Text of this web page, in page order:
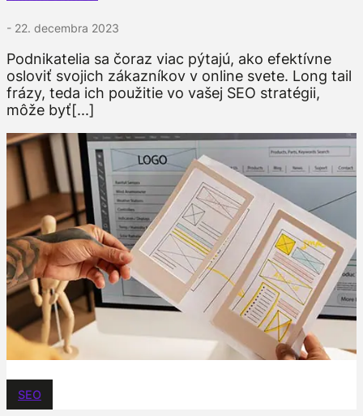
- 22. decembra 2023
Podnikatelia sa čoraz viac pýtajú, ako efektívne
osloviť svojich zákazníkov v online svete. Long tail
frázy, teda ich použitie vo vašej SEO stratégii,
môže byť[...]
SEO